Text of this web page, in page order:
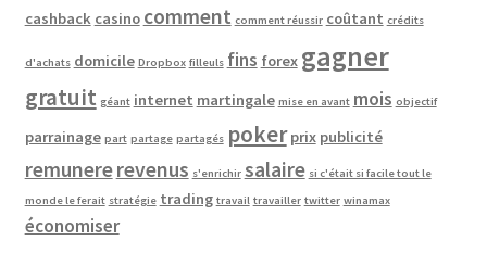
cashback casino comment comment réussir coûtant crédits
d'achats domicile Dropbox filleuls fins forex gagner
gratuit géant internet martingale mise en avant mois objectif
parrainage part partage partagés poker prix publicité
remunererevenus s'enrichir salaire si c'était si facile tout le
monde le ferait stratégie trading travail travailler twitter winamax
économiser